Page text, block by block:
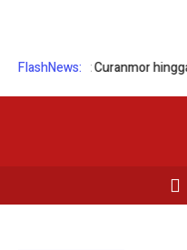
FlashNews:Curanmor hingga